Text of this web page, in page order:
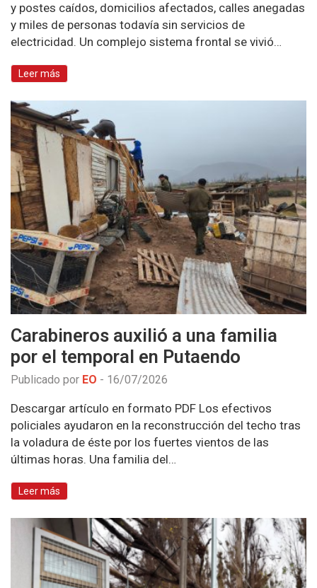
y postes caídos, domicilios afectados, calles anegadas
y miles de personas todavía sin servicios de
electricidad. Un complejo sistema frontal se vivió…
Leer más
Carabineros auxilió a una familia
por el temporal en Putaendo
Publicado por EO - 16/07/2026
Descargar artículo en formato PDF Los efectivos
policiales ayudaron en la reconstrucción del techo tras
la voladura de éste por los fuertes vientos de las
últimas horas. Una familia del…
Leer más